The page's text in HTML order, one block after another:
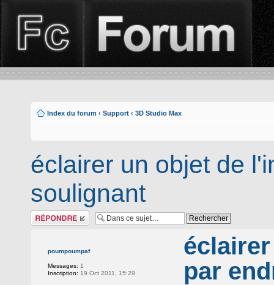
Index du forum ‹ Support ‹ 3D Studio Max
éclairer un objet de
soulignant
Répondre
poumpoumpaf
Messages: 1
Inscription: 19 Oct 2011, 15:29
par